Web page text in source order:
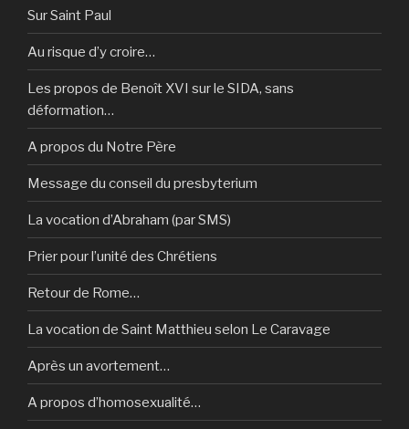
Sur Saint Paul
Au risque d’y croire…
Les propos de Benoît XVI sur le SIDA, sans
déformation…
A propos du Notre Père
Message du conseil du presbyterium
La vocation d’Abraham (par SMS)
Prier pour l’unité des Chrétiens
Retour de Rome…
La vocation de Saint Matthieu selon Le Caravage
Après un avortement…
A propos d’homosexualité…